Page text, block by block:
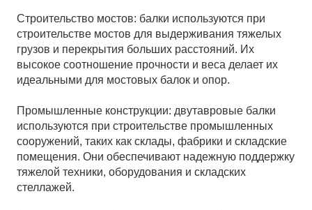
Строительство мостов: балки используются при
строительстве мостов для выдерживания тяжелых
грузов и перекрытия больших расстояний. Их
высокое соотношение прочности и веса делает их
идеальными для мостовых балок и опор.
Промышленные конструкции: двутавровые балки
используются при строительстве промышленных
сооружений, таких как склады, фабрики и складские
помещения. Они обеспечивают надежную поддержку
тяжелой техники, оборудования и складских
стеллажей.